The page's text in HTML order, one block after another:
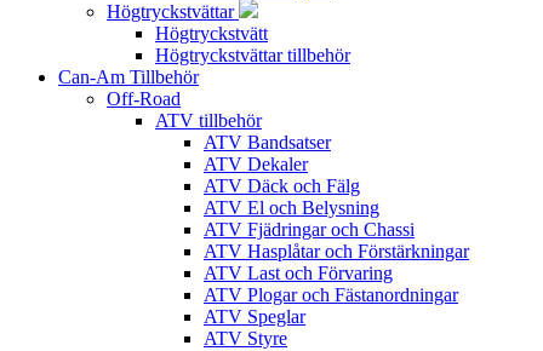
Högtryckstvättar
Högtryckstvätt
Högtryckstvättar tillbehör
Can-Am Tillbehör
Off-Road
ATV tillbehör
ATV Bandsatser
ATV Dekaler
ATV Däck och Fälg
ATV El och Belysning
ATV Fjädringar och Chassi
ATV Hasplåtar och Förstärkningar
ATV Last och Förvaring
ATV Plogar och Fästanordningar
ATV Speglar
ATV Styre